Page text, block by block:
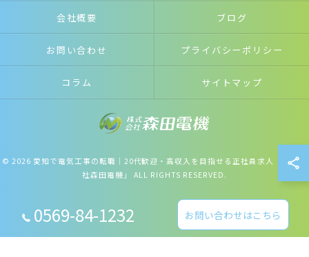
0569-84-1232 お問い合わせはこちら
会社概要 ブログ
お問い合わせ プライバシーポリシー
コラム サイトマップ
© 2026 愛知で電気工事の転職｜20代歓迎・高収入を目指せる正社員求人「株式会
社森田電機」 ALL RIGHTS RESERVED.